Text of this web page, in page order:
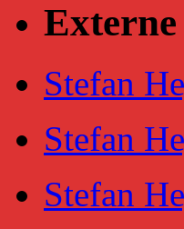
Stefan
Stefan
Stefan